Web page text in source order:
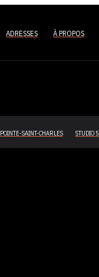
ADRESSES À PROPOS
POINTE-SAINT-CHARLES STUDIO 5